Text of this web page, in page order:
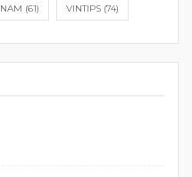
(61) VINTIPS (74)